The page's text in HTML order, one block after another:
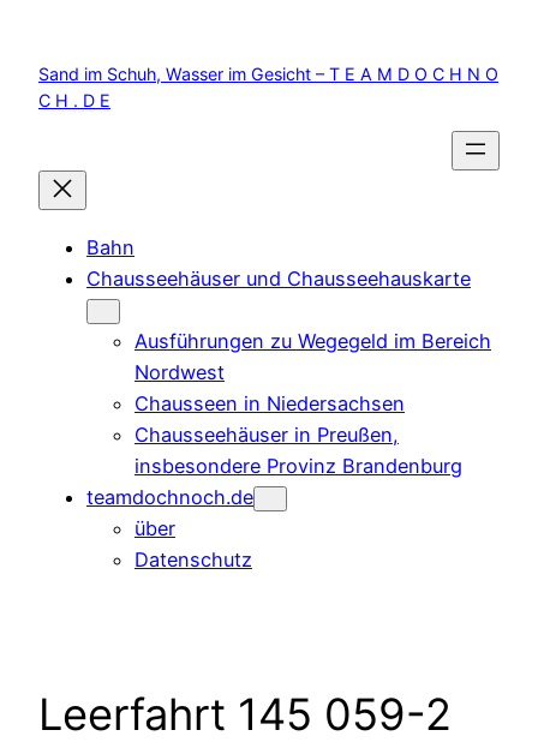
springen
Sand im Schuh, Wasser im Gesicht – T E A M D O C H N O
C H . D E
Bahn
Chausseehäuser und Chausseehauskarte
Ausführungen zu Wegegeld im Bereich
Nordwest
Chausseen in Niedersachsen
Chausseehäuser in Preußen,
insbesondere Provinz Brandenburg
teamdochnoch.de
über
Datenschutz
Leerfahrt 145 059-2